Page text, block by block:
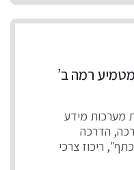
רמה ב’
מערכות מידע
הדרכה
ריכוז צרכי